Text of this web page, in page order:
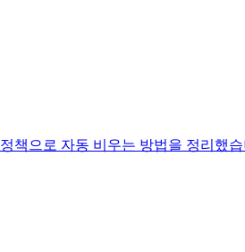
책으로 자동 비우는 방법을 정리